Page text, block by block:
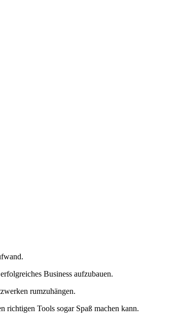
Business aufzubauen.
rumzuhängen.
Tools sogar Spaß machen kann.